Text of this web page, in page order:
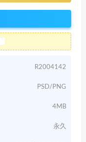
R2004142
PSD/PNG
4MB
永久